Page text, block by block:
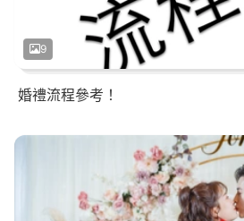
9
婚禮流程參考！